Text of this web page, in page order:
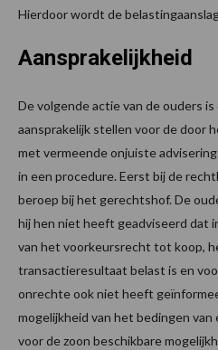
Hierdoor wordt de
Aansprakelijkheid
De volgende actie van de ouders
aansprakelijk stellen voor de door
met vermeende onjuiste
in een procedure. Eerst bij de
beroep bij het gerechtshof. De
hij hen niet heeft geadviseerd dat
van het voorkeursrecht tot koop,
transactieresultaat belast is en
onrechte ook niet heeft
mogelijkheid van het bedingen
voor de zoon beschikbare